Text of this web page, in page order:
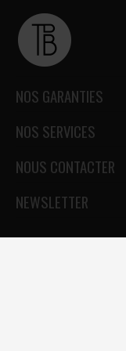
NOS GARANTIES
NOS SERVICES
NOUS CONTACTER
NEWSLETTER